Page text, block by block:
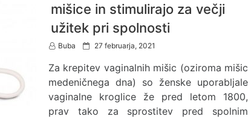
mišice in stimulirajo za večji
užitek pri spolnosti
Buba
P
s
e
d
o
27 februarja, 2021
Za krepitev vaginalnih mišic (oziroma mišic
medeničnega dna) so ženske uporabljale
vaginalne kroglice že pred letom 1800,
prav tako za sprostitev pred spolnim